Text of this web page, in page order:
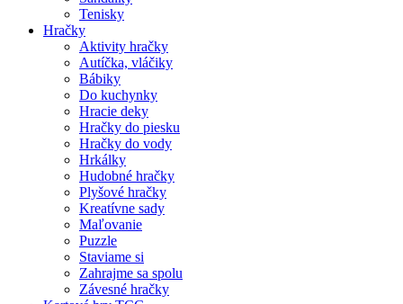
Tenisky
Hračky
Aktivity hračky
Autíčka, vláčiky
Bábiky
Do kuchynky
Hracie deky
Hračky do piesku
Hračky do vody
Hrkálky
Hudobné hračky
Plyšové hračky
Kreatívne sady
Maľovanie
Puzzle
Staviame si
Zahrajme sa spolu
Závesné hračky